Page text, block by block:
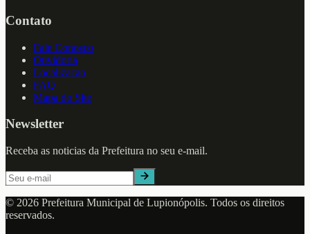
Contato
Fale Conosco
Ouvidoria
Localizacao
FAQ
Mapa do Site
Newsletter
Receba as noticias da Prefeitura no seu e-mail.
© 2026 Prefeitura Municipal de Lupionópolis. Todos os direitos
reservados.